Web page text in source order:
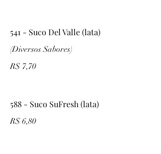
541 - Suco Del Valle (lata)
(Diversos Sabores)
R$ 7,70
588 - Suco SuFresh (lata)
R$ 6,80